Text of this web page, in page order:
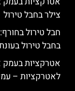
צילר בחבל טירול
חבל טירול
בחבל טירול
לאטרקציות –